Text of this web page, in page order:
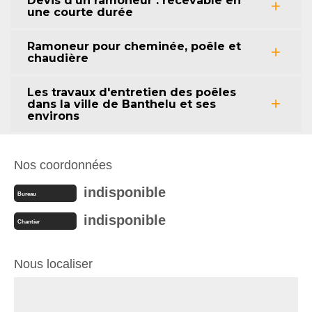
une courte durée
Ramoneur pour cheminée, poêle et
chaudière
Les travaux d'entretien des poêles
dans la ville de Banthelu et ses
environs
Nos coordonnées
Bureau indisponible
Chantier indisponible
Nous localiser